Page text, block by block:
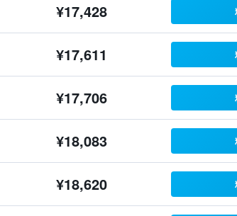
¥17,428
¥17,611
¥17,706
¥18,083
¥18,620